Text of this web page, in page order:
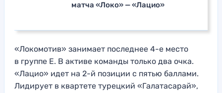
матча «Локо» — «Лацио»
«Локомотив» занимает последнее 4-е место
в группе Е. В активе команды только два очка.
«Лацио» идет на 2-й позиции с пятью баллами.
Лидирует в квартете турецкий «Галатасарай»,